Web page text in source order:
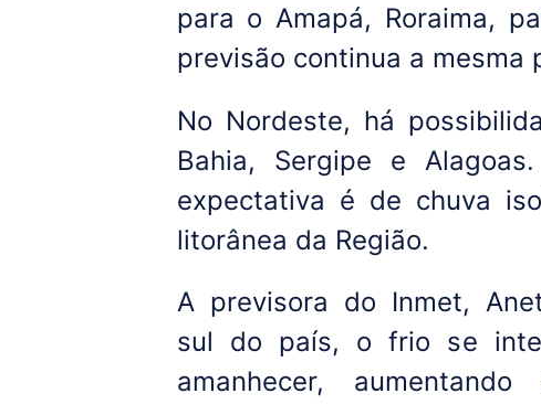
para o Amapá, Roraima,
previsão continua a mesma
No Nordeste, há
Bahia, Sergipe e
expectativa é de chuva
litorânea da Região.
A previsora do Inmet,
sul do país, o frio se
amanhecer,